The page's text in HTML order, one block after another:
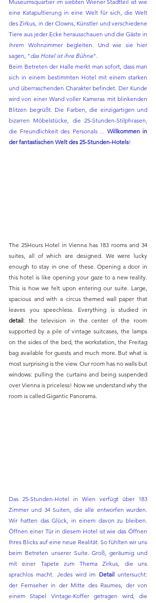
Museumsquartier im siebten Wiener Stadtteil ist wie
eine Katapultierung in eine Welt für sich, die Welt
des Zirkus, in der Clowns, Künstler und verschiedene
Tiere aus jeder Ecke herausschauen und die Gäste in
ihrem Wohnzimmer begleiten. Und wie sie hier
sagen, "das Hotel ist ihre Bühne".
Beim Betreten der Halle merkt man sofort, dass man
sich in einem bestimmten Hotel mit einem starken
und überraschenden Charakter befindet. Der Kunde
wird von einer Wand voller Kameras mit blinkenden
Blitzen begrüßt. Die Farben, die einzigartigen und
bizarren Möbelstücke, die 25-Stunden-Stilphrasen,
die Freundlichkeit des Personals ... Willkommen in
der fantastischen Welt des 25-Stunden-Hotels!
The 25Hours Hotel in Vienna has 183 rooms and 34
suites, all of which are designed. We were lucky
enough to stay in one of these. Opening a door in
this hotel is like opening your gaze to a new reality.
This is how we felt upon entering our suite. Large,
spacious and with a circus themed wall paper that
detail: the television in the center of the room
supported by a pile of vintage suitcases, the lamps
on the sides of the bed, the workstation, the Freitag
bag available for guests and much more. But what is
most surprising is the view. Our room has no walls but
windows: pulling the curtains and being suspended
over Vienna is priceless! Now we understand why the
room is called Gigantic Panorama.
Das 25-Stunden-Hotel in Wien verfügt über 183
Zimmer und 34 Suiten, die alle entworfen wurden.
Wir hatten das Glück, in einem davon zu bleiben.
Öffnen einer Tür in diesem Hotel ist wie das Öffnen
Ihres Blicks auf eine neue Realität. So fühlten wir uns
beim Betreten unserer Suite. Groß, geräumig und
mit einer Tapete zum Thema Zirkus, die uns
sprachlos macht. Jedes wird im Detail untersucht:
der Fernseher in der Mitte des Raumes, der von
einem Stapel Vintage-Koffer getragen wird, die